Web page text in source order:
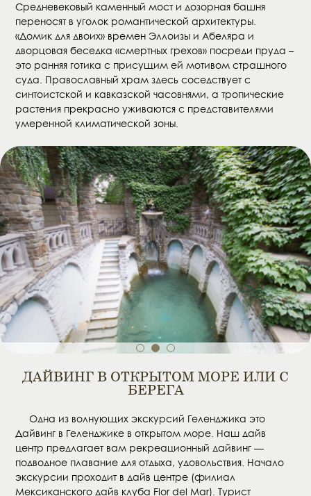
Средневековый каменный мост и дозорная башня
переносят в уголок романтической архитектуры.
«Домик для двоих» времен Эллоизы и Абеляра и
дворцовая беседка «смертных грехов» посреди пруда –
это ранняя готика с присущим ей мотивом страшного
суда. Православный храм здесь соседствует с
синтоистской и кавказской часовнями, а тропические
растения прекрасно уживаются с представителями
умеренной климатической зоны.
1 3
ДАЙВИНГ В ОТКРЫТОМ МОРЕ ИЛИ С
БЕРЕГА
Одна из волнующих экскурсий Геленджика это
Дайвинг в Геленджике в открытом море. Наш дайв
центр предлагает вам рекреационный дайвинг —
подводное плавание для отдыха, удовольствия. Начало
экскурсии проходит в дайв центре (филиал
Мексиканского дайв клуба Flor del Mar). Турист